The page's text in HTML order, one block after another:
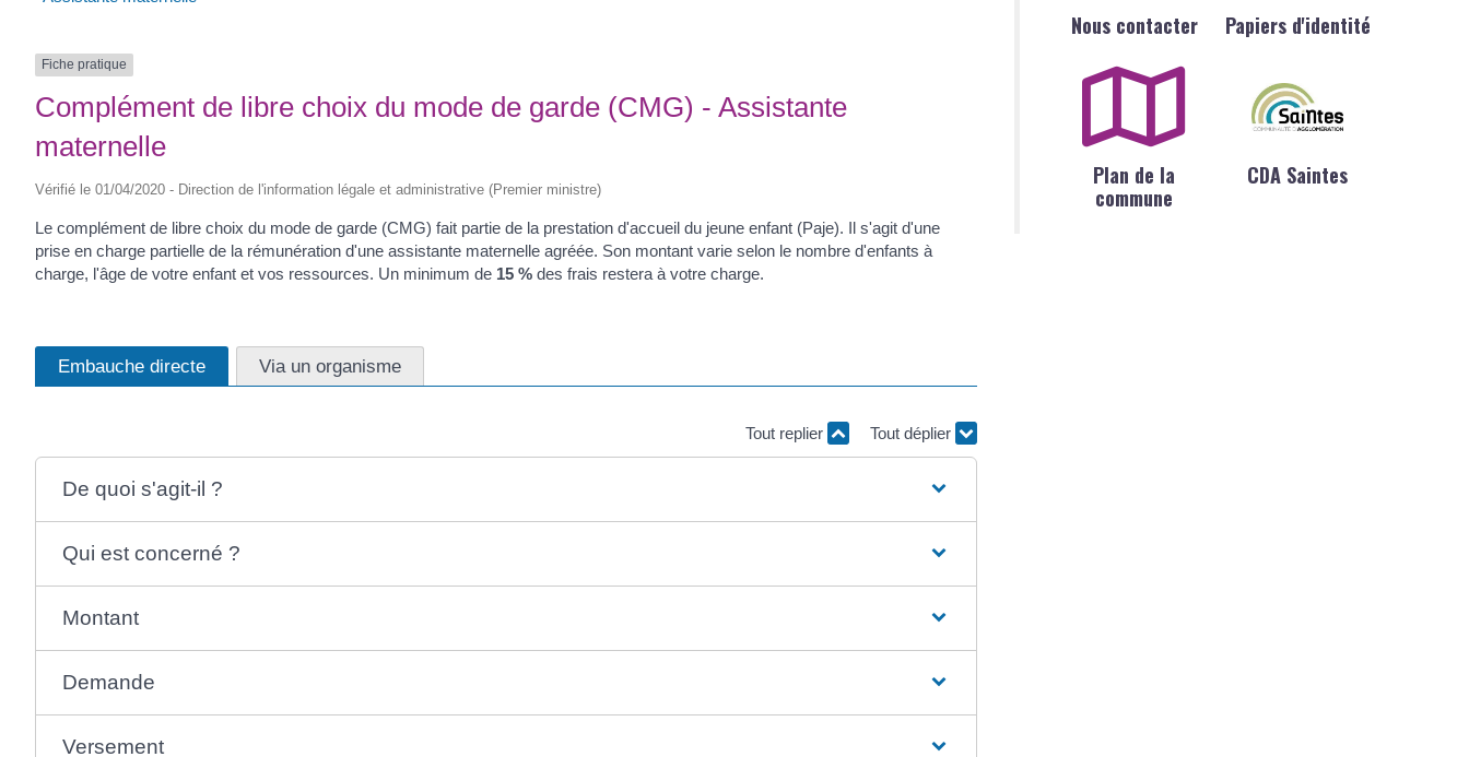
Fiche pratique
Complément de libre choix du mode de garde (CMG) - Assistante
maternelle
Vérifié le 01/04/2020 - Direction de l'information légale et administrative (Premier ministre)
Le complément de libre choix du mode de garde (CMG) fait partie de la prestation d'accueil du jeune enfant (Paje). Il s'agit d'une
prise en charge partielle de la rémunération d'une assistante maternelle agréée. Son montant varie selon le nombre d'enfants à
charge, l'âge de votre enfant et vos ressources. Un minimum de 15 % des frais restera à votre charge.
Embauche directe Via un organisme
Tout replier Tout déplier
De quoi s'agit-il ?
Qui est concerné ?
Montant
Demande
Versement
Nous contacter Papiers d'identité
Plan de la
commune
CDA Saintes